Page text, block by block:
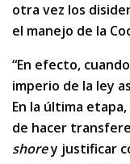
otra vez los
el manejo de la
“En efecto,
imperio de la ley
En la última
de hacer
shorey justificar